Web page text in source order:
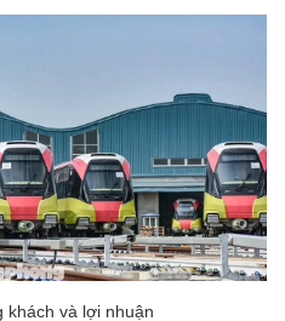
khách và lợi nhuận